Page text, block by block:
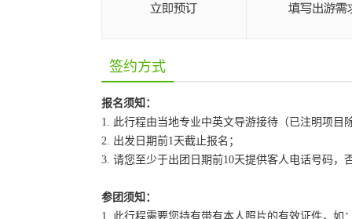
签约方式
报名须知：
1. 此行程由当地专业中英文导游接待（已注明项目
2. 出发日期前1天截止报名；
3. 请您至少于出团日期前10天提供客人电话号码，
参团须知：
1. 此行程需要您持有带有本人照片的有效证件，